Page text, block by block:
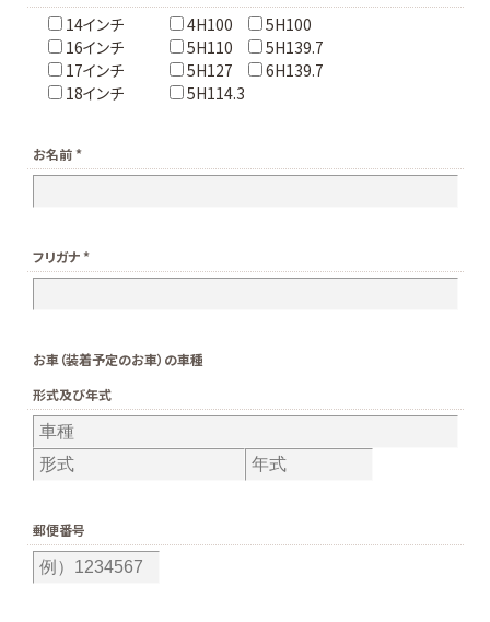
14インチ 4H100
5H100
16インチ
5H110
5H139.7
17インチ
5H127
6H139.7
18インチ
5H114.3
お名前 *
フリガナ *
お車（装着予定のお車）の車種
形式及び年式
郵便番号